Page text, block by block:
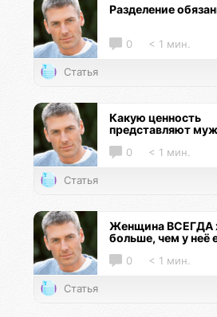
Разделение
0 < 1 мин.
Статья
Какую ценность
представляют
0 < 1 мин.
Статья
Женщина ВСЕГДА
больше, чем у неё
0 < 1 мин.
Статья